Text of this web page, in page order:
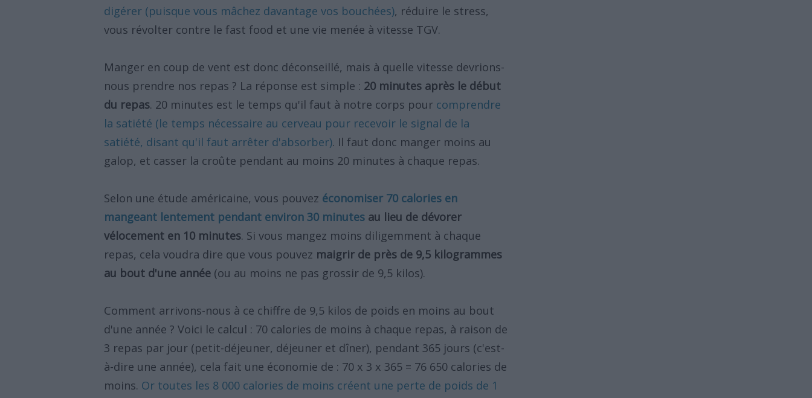
digérer (puisque vous mâchez davantage vos bouchées), réduire le stress,
vous révolter contre le fast food et une vie menée à vitesse TGV.
Manger en coup de vent est donc déconseillé, mais à quelle vitesse devrions-
nous prendre nos repas ? La réponse est simple : 20 minutes après le début
du repas. 20 minutes est le temps qu'il faut à notre corps pour comprendre
la satiété (le temps nécessaire au cerveau pour recevoir le signal de la
satiété, disant qu'il faut arrêter d'absorber). Il faut donc manger moins au
galop, et casser la croûte pendant au moins 20 minutes à chaque repas.
Selon une étude américaine, vous pouvez économiser 70 calories en
mangeant lentement pendant environ 30 minutes au lieu de dévorer
vélocement en 10 minutes. Si vous mangez moins diligemment à chaque
repas, cela voudra dire que vous pouvez maigrir de près de 9,5 kilogrammes
au bout d'une année (ou au moins ne pas grossir de 9,5 kilos).
Comment arrivons-nous à ce chiffre de 9,5 kilos de poids en moins au bout
d'une année ? Voici le calcul : 70 calories de moins à chaque repas, à raison de
3 repas par jour (petit-déjeuner, déjeuner et dîner), pendant 365 jours (c'est-
à-dire une année), cela fait une économie de : 70 x 3 x 365 = 76 650 calories de
moins. Or toutes les 8 000 calories de moins créent une perte de poids de 1